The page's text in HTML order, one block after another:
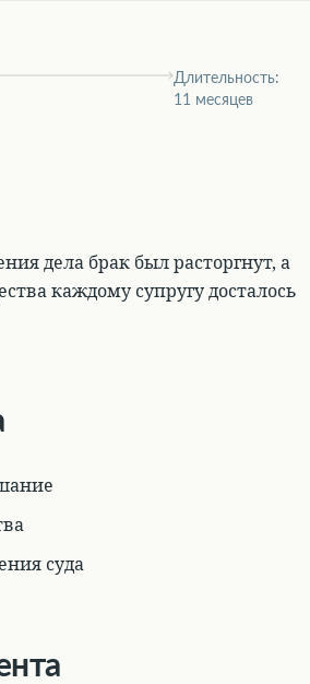
Длительность:
11 месяцев
дела брак был расторгнут, а
каждому супругу досталось
суда